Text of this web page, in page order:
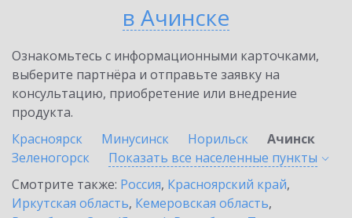
в Ачинске
Ознакомьтесь с информационными карточками,
выберите партнёра и отправьте заявку на
консультацию, приобретение или внедрение
продукта.
Красноярск
Минусинск Норильск
Ачинск
Зеленогорск
Показать все населенные пункты
Смотрите также: Россия, Красноярский край,
Иркутская область, Кемеровская область,